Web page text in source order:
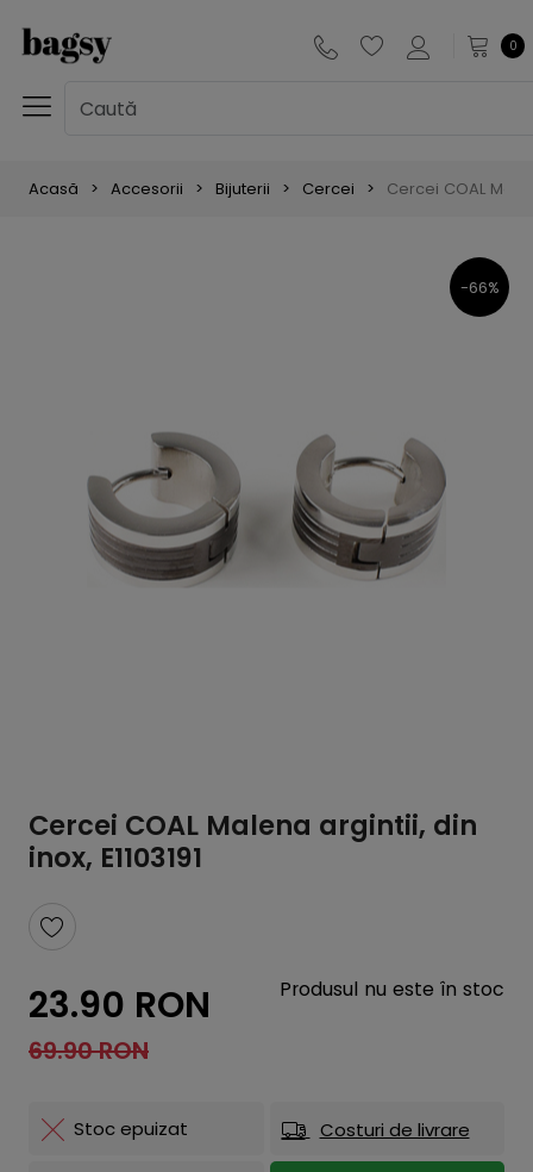
0
Acasă Accesorii Bijuterii Cercei Cercei COAL
-66%
Cercei COAL Malena argintii, din
inox, E1103191
23.90 RON
69.90 RON
Produsul nu este în stoc
Stoc epuizat Costuri de livrare